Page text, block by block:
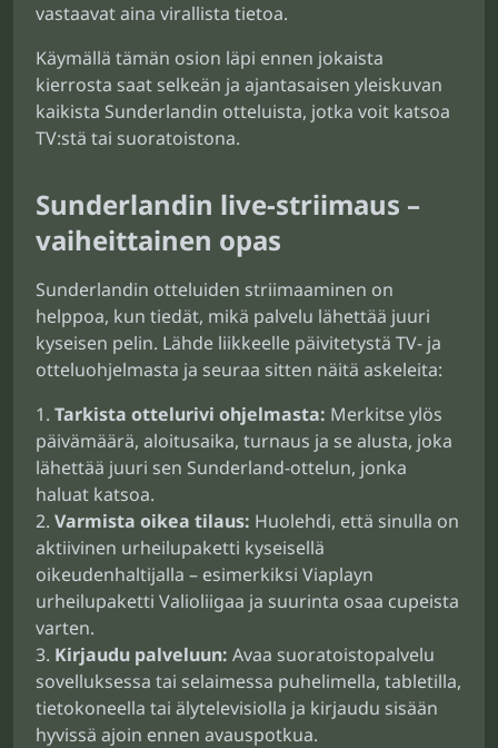
vastaavat aina virallista tietoa.
Käymällä tämän osion läpi ennen jokaista
kierrosta saat selkeän ja ajantasaisen yleiskuvan
kaikista Sunderlandin otteluista, jotka voit katsoa
TV:stä tai suoratoistona.
Sunderlandin live-striimaus –
vaiheittainen opas
Sunderlandin otteluiden striimaaminen on
helppoa, kun tiedät, mikä palvelu lähettää juuri
kyseisen pelin. Lähde liikkeelle päivitetystä TV- ja
otteluohjelmasta ja seuraa sitten näitä askeleita:
Tarkista ottelurivi ohjelmasta: Merkitse ylös
päivämäärä, aloitusaika, turnaus ja se alusta, joka
lähettää juuri sen Sunderland-ottelun, jonka
haluat katsoa.
Varmista oikea tilaus: Huolehdi, että sinulla on
aktiivinen urheilupaketti kyseisellä
oikeudenhaltijalla – esimerkiksi Viaplayn
urheilupaketti Valioliigaa ja suurinta osaa cupeista
varten.
Kirjaudu palveluun: Avaa suoratoistopalvelu
sovelluksessa tai selaimessa puhelimella, tabletilla,
tietokoneella tai älytelevisiolla ja kirjaudu sisään
hyvissä ajoin ennen avauspotkua.